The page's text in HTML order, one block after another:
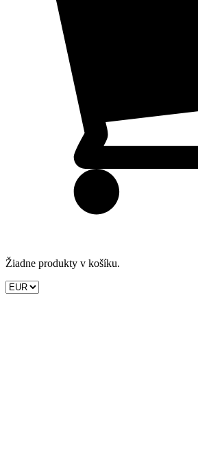
Žiadne produkty v košíku.